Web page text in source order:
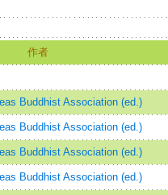
作者
Buddhist Association (ed.)
Buddhist Association (ed.)
Buddhist Association (ed.)
Buddhist Association (ed.)